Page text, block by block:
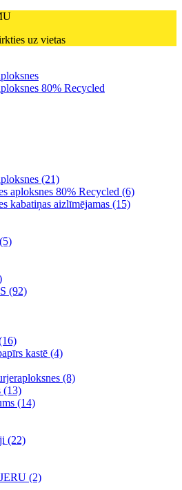
uz vietas
80% Recycled
(21)
aploksnes 80% Recycled (6)
kabatiņas aizlīmējamas (15)
(92)
kastē (4)
(8)
(13)
(14)
(22)
(2)